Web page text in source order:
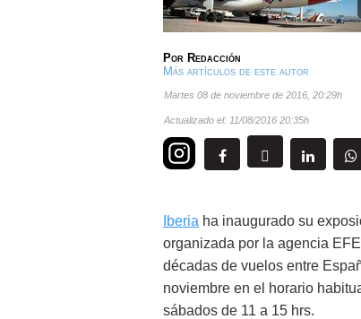
Por Redacción
Más artículos de este autor
martes 08 de noviembre de 2016 20:29h
Actualizado el: 11/08/2016 20:35h
Iberia ha inaugurado su
organizada por la agencia
décadas de vuelos entre
noviembre en el horario
sábados de 11 a 15 hrs.